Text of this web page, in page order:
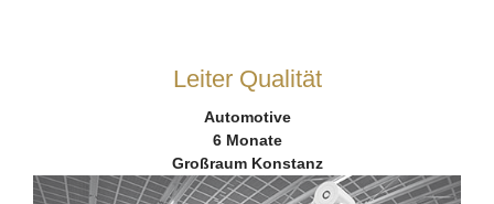
Leiter Qualität
Automotive
6 Monate
Großraum Konstanz